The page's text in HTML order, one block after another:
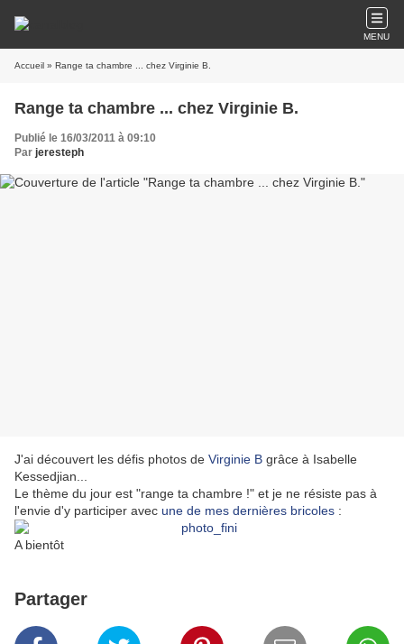
MENU
Accueil » Range ta chambre ... chez Virginie B.
Range ta chambre ... chez Virginie B.
Publié le 16/03/2011 à 09:10
Par jeresteph
J'ai découvert les défis photos de Virginie B grâce à Isabelle
Kessedjian...
Le thème du jour est "range ta chambre !" et je ne résiste pas à
l'envie d'y participer avec une de mes dernières bricoles :
A bientôt
Partager